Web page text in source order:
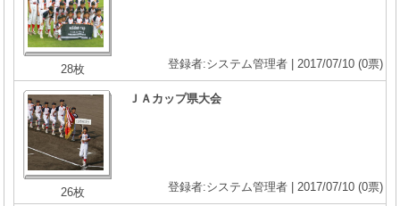
28枚 登録者:システム管理者 | 2017/07/10 (0票)
26枚
ＪＡカップ県大会
登録者:システム管理者 | 2017/07/10 (0票)